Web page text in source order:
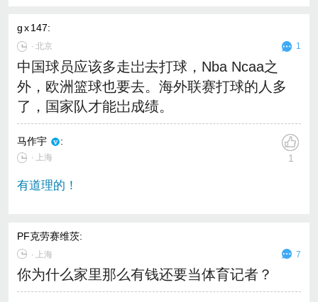
g x 147:
∙北京 1
中国球员应该多走岀去打球，Nba Ncaa之
外，欧洲篮球也要去。海外联赛打球的人多
了，国家队才能岀成绩。
马作宇 :
∙ 上海 1
有道理的！
PF克劳赛维茨:
∙ 上海 7
你为什么家里那么有钱还要当体育记者？